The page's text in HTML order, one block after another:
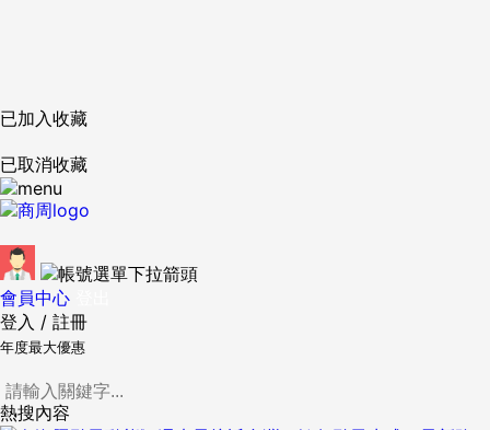
已加入收藏
已取消收藏
會員中心
登入 / 註冊
年度最大優惠
熱搜內容